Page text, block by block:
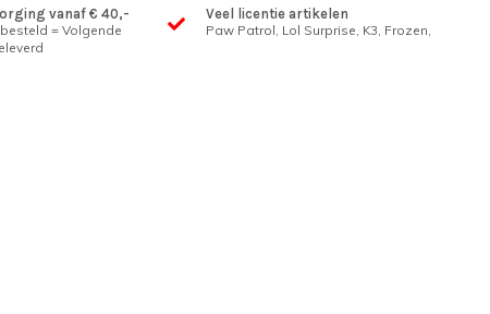
vanaf € 40,-
= Volgende
Veel licentie artikelen
Paw Patrol, Lol Surprise, K3, Frozen,